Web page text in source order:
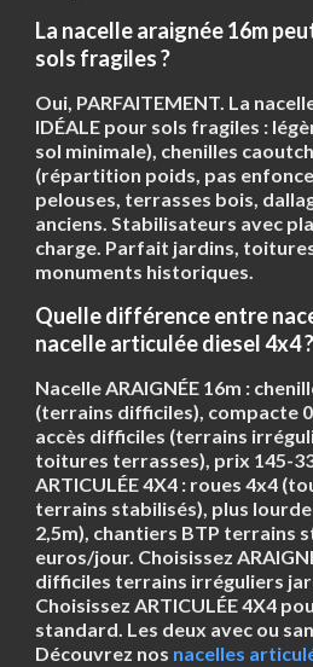
La nacelle araignée 16m
sols fragiles ?
Oui, PARFAITEMENT. La
IDÉALE pour sols fragiles :
sol minimale), chenilles
(répartition poids, pas
pelouses, terrasses bois,
anciens. Stabilisateurs avec
charge. Parfait jardins,
monuments historiques.
Quelle différence entre
nacelle articulée diesel 4x4 ?
NacelleARAIGNÉE 16m :
(terrains difficiles), compacte
accès difficiles (terrains
toitures terrasses), prix 145-
ARTICULÉE 4X4 : roues 4x4
terrains stabilisés), plus
2,5m), chantiers BTP terrains
euros/jour. Choisissez
difficiles terrains irréguliers
Choisissez ARTICULÉE 4X4
standard. Les deux avec ou
Découvrez nos nacelles